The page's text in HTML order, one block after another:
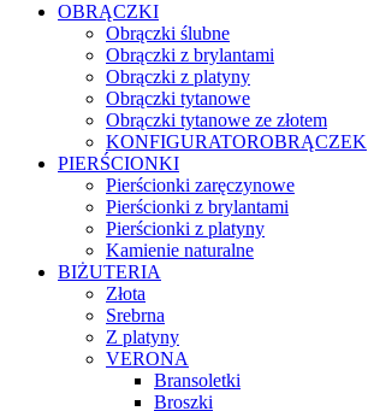
OBRĄCZKI
Obrączki ślubne
Obrączki z brylantami
Obrączki z platyny
Obrączki tytanowe
Obrączki tytanowe ze złotem
KONFIGURATOROBRĄCZEK
PIERŚCIONKI
Pierścionki zaręczynowe
Pierścionki z brylantami
Pierścionki z platyny
Kamienie naturalne
BIŻUTERIA
Złota
Srebrna
Z platyny
VERONA
Bransoletki
Broszki